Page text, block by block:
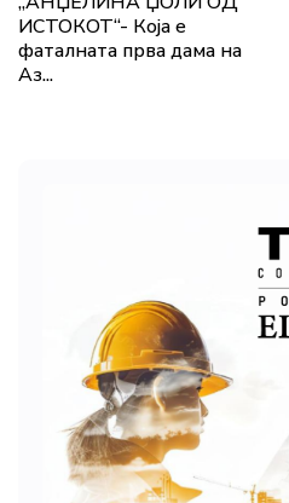
ИСТОКОТ“- Која е
фаталната прва дама на
Аз...